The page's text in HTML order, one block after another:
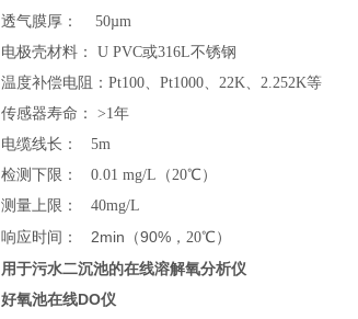
透气膜厚： 50µm
电极壳材料： U PVC或316L不锈钢
温度补偿电阻：Pt100、Pt1000、22K、2.252K等
传感器寿命： >1 年
电缆线长： 5m
检测下限： 0.01 mg/L（20℃）
测量上限： 40mg/L
响应时间：
2min （90% ，20℃）
用于污水二沉池的在线溶解氧分析仪
好氧池在线DO仪